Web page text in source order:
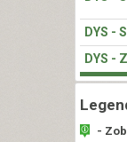
DYS -
DYS -
-